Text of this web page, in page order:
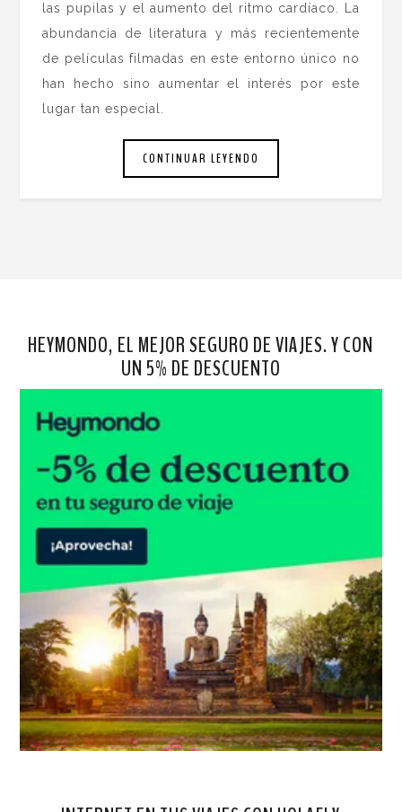
las pupilas y el aumento del ritmo cardíaco. La
abundancia de literatura y más recientemente
de películas filmadas en este entorno único no
han hecho sino aumentar el interés por este
lugar tan especial.
CONTINUAR LEYENDO
HEYMONDO, EL MEJOR SEGURO DE VIAJES. Y CON
UN 5% DE DESCUENTO